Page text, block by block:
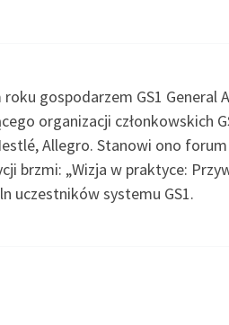
roku gospodarzem GS1
organizacji członkowskich
Allegro. Stanowi ono
brzmi: „Wizja w praktyce:
uczestników systemu GS1.